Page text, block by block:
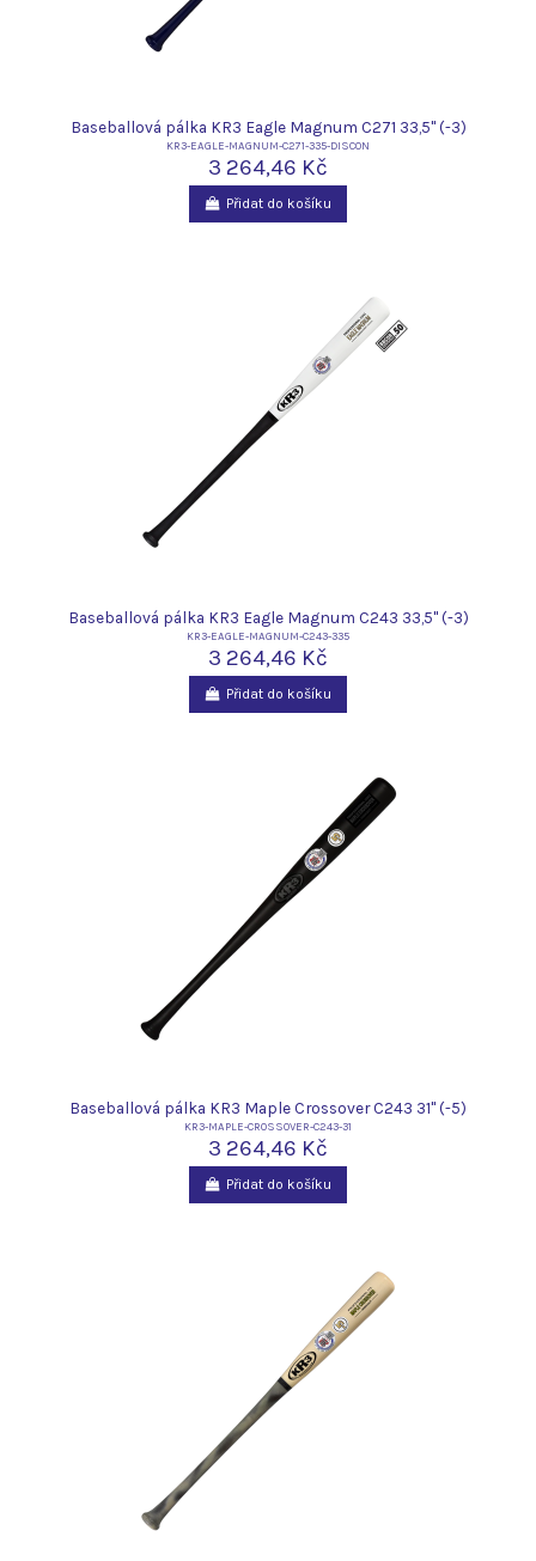
Baseballová pálka KR3 Eagle Magnum C271 33,5" (-3)
KR3-EAGLE-MAGNUM-C271-335-DISCON
3 264,46 Kč
Přidat do košíku
Baseballová pálka KR3 Eagle Magnum C243 33,5" (-3)
KR3-EAGLE-MAGNUM-C243-335
3 264,46 Kč
Přidat do košíku
Baseballová pálka KR3 Maple Crossover C243 31" (-5)
KR3-MAPLE-CROSSOVER-C243-31
3 264,46 Kč
Přidat do košíku